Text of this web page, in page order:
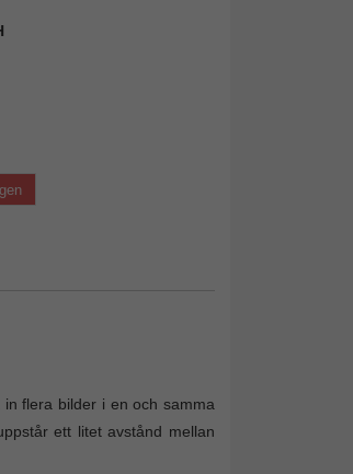
flera bilder i en och samma
ett litet avstånd mellan